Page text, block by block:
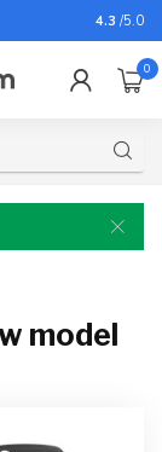
Voor
4.3 /5.0
0
model